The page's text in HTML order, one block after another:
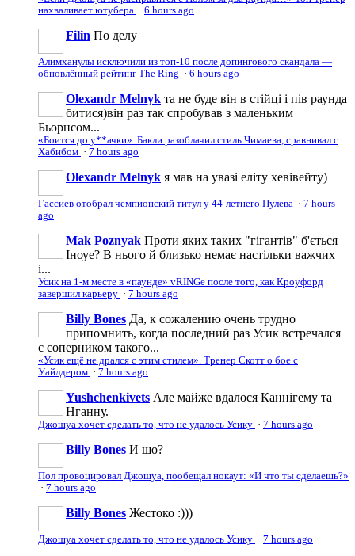
нахваливает ютубера · 6 hours ago
Filin По делу
Алимханулы исключили из топ-10 после допингового скандала —
обновлённый рейтинг The Ring · 6 hours ago
Olexandr Melnyk та не буде він в стійці і пів раунда
битися)він раз так спробував з маленьким
Бьорнсом...
«Боится до у**ачки». Бакли разоблачил стиль Чимаева, сравнивал с
Хабибом · 7 hours ago
Olexandr Melnyk я мав на увазі еліту хевівейту)
Гассиев отобрал чемпионский титул у 44-летнего Пулева · 7 hours
ago
Mak Poznyak Проти яких таких "гігантів" б'ється
Іноуе? В нього й близько немає настільки важчих
і...
Усик на 1-м месте в «паунде» vRINGe после того, как Кроуфорд
завершил карьеру · 7 hours ago
Billy Bones Да, к сожалению очень трудно
припомнить, когда последний раз Усик встречался
с соперником такого...
«Усик ещё не дрался с этим стилем». Тренер Скотт о бое с
Уайлдером · 7 hours ago
Yushchenkivets Але майже вдалося Каннігему та
Нганну.
Джошуа хочет сделать то, что не удалось Усику · 7 hours ago
Billy Bones И шо?
Пол провоцировал Джошуа, пообещал нокаут: «И что ты сделаешь?»
· 7 hours ago
Billy Bones Жестоко :)))
Джошуа хочет сделать то, что не удалось Усику · 7 hours ago